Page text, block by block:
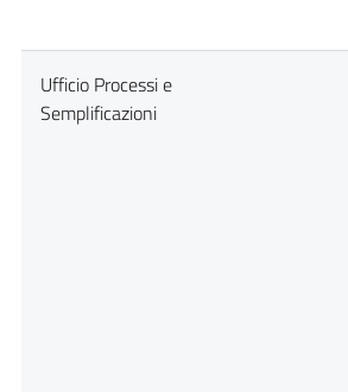
Ufficio Processi e
Semplificazioni